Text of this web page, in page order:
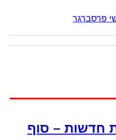
פרסברגר
חדשות – סוף